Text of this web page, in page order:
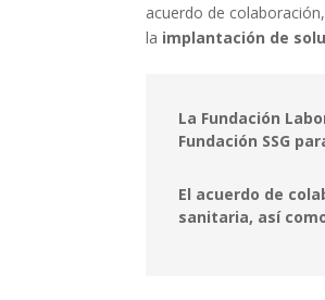
acuerdo de
la implantación de
La Fundación
Fundación SSG
El acuerdo de
sanitaria, así